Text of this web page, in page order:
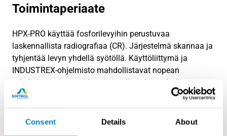
Consent Details About
Toimintaperiaate
HPX-PRO käyttää fosforilevyihin perustuvaa
laskennallista radiografiaa (CR). Järjestelmä skannaa ja
tyhjentää levyn yhdellä syötöllä. Käyttöliittymä ja
INDUSTREX-ohjelmisto mahdollistavat nopean
työnkulun ja integroidun digitaalisen kuvanhallinnan
DICONDE-yhteensopivasti.